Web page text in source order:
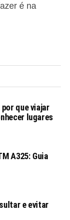
é na
que viajar
lugares
A325: Guia
e evitar